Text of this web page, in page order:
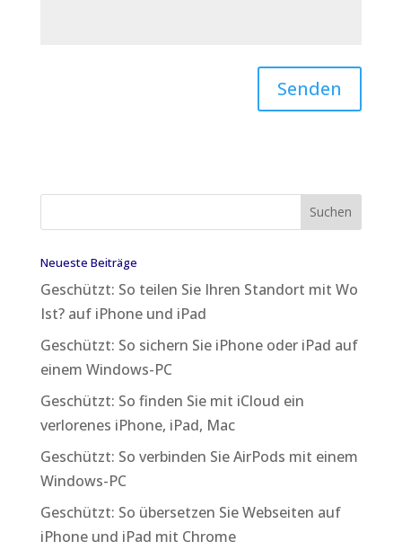
Senden
Neueste Beiträge
Geschützt: So teilen Sie Ihren Standort mit Wo
Ist? auf iPhone und iPad
Geschützt: So sichern Sie iPhone oder iPad auf
einem Windows-PC
Geschützt: So finden Sie mit iCloud ein
verlorenes iPhone, iPad, Mac
Geschützt: So verbinden Sie AirPods mit einem
Windows-PC
Geschützt: So übersetzen Sie Webseiten auf
iPhone und iPad mit Chrome